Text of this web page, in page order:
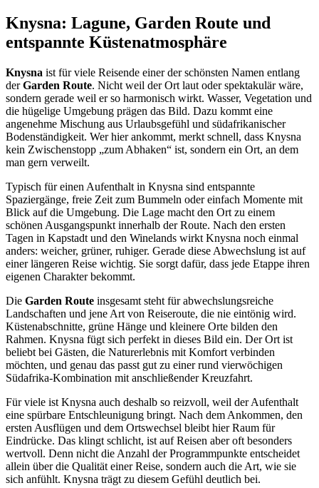
Knysna: Lagune, Garden Route und
entspannte Küstenatmosphäre
Knysna ist für viele Reisende einer der schönsten Namen entlang
derGarden Route. Nicht weil der Ort laut oder spektakulär wäre,
sondern gerade weil er so harmonisch wirkt. Wasser, Vegetation und
die hügelige Umgebung prägen das Bild. Dazu kommt eine
angenehme Mischung aus Urlaubsgefühl und südafrikanischer
Bodenständigkeit. Wer hier ankommt, merkt schnell, dass Knysna
kein Zwischenstopp „zum Abhaken“ ist, sondern ein Ort, an dem
man gern verweilt.
Typisch für einen Aufenthalt in Knysna sind entspannte
Spaziergänge, freie Zeit zum Bummeln oder einfach Momente mit
Blick auf die Umgebung. Die Lage macht den Ort zu einem
schönen Ausgangspunkt innerhalb der Route. Nach den ersten
Tagen in Kapstadt und den Winelands wirkt Knysna noch einmal
anders: weicher, grüner, ruhiger. Gerade diese Abwechslung ist auf
einer längeren Reise wichtig. Sie sorgt dafür, dass jede Etappe ihren
eigenen Charakter bekommt.
Die Garden Route insgesamt steht für abwechslungsreiche
Landschaften und jene Art von Reiseroute, die nie eintönig wird.
Küstenabschnitte, grüne Hänge und kleinere Orte bilden den
Rahmen. Knysna fügt sich perfekt in dieses Bild ein. Der Ort ist
beliebt bei Gästen, die Naturerlebnis mit Komfort verbinden
möchten, und genau das passt gut zu einer rund vierwöchigen
Südafrika-Kombination mit anschließender Kreuzfahrt.
Für viele ist Knysna auch deshalb so reizvoll, weil der Aufenthalt
eine spürbare Entschleunigung bringt. Nach dem Ankommen, den
ersten Ausflügen und dem Ortswechsel bleibt hier Raum für
Eindrücke. Das klingt schlicht, ist auf Reisen aber oft besonders
wertvoll. Denn nicht die Anzahl der Programmpunkte entscheidet
allein über die Qualität einer Reise, sondern auch die Art, wie sie
sich anfühlt. Knysna trägt zu diesem Gefühl deutlich bei.